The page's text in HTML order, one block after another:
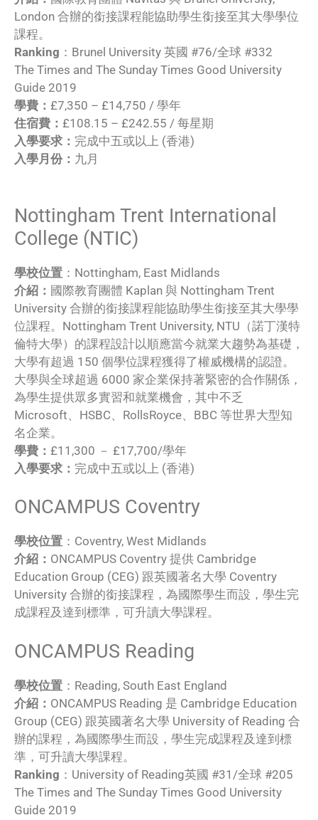
London 合辦的銜接課程能協助學生銜接至其大學學位
課程。
Ranking ：Brunel University 英國 #76/全球 #332
The Times and The Sunday Times Good University
Guide 2019
學費： £7,350 – £14,750 / 學年
住宿費： £108.15 – £242.55 / 每星期
入學要求： 完成中五或以上 (香港)
入學月份： 九月
Nottingham Trent International
College (NTIC)
學校位置 ：Nottingham, East Midlands
介紹： 國際教育團體 Kaplan 與 Nottingham Trent
University 合辦的銜接課程能協助學生銜接至其大學學
位課程。Nottingham Trent University, NTU（諾丁漢特
倫特大學）的課程設計以順應當今就業大趨勢為基礎，
大學有超過 150 個學位課程獲得了權威機構的認證。
大學與全球超過 6000 家企業保持著緊密的合作關係，
為學生提供眾多實習和就業機會，其中不乏
Microsoft、HSBC、RollsRoyce、BBC 等世界大型知
名企業。
學費： £11,300 － £17,700/學年
入學要求： 完成中五或以上 (香港)
ONCAMPUS Coventry
學校位置 ：Coventry, West Midlands
介紹： ONCAMPUS Coventry 提供 Cambridge
Education Group (CEG) 跟英國著名大學 Coventry
University 合辦的銜接課程，為國際學生而設，學生完
成課程及達到標準，可升讀大學課程。
ONCAMPUS Reading
學校位置 ：Reading, South East England
介紹： ONCAMPUS Reading 是 Cambridge Education
Group (CEG) 跟英國著名大學 University of Reading 合
辦的課程，為國際學生而設，學生完成課程及達到標
準，可升讀大學課程。
Ranking ：University of Reading英國 #31/全球 #205
The Times and The Sunday Times Good University
Guide 2019